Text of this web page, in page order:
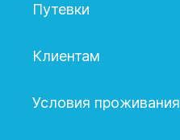
Путевки
Клиентам
Условия проживания